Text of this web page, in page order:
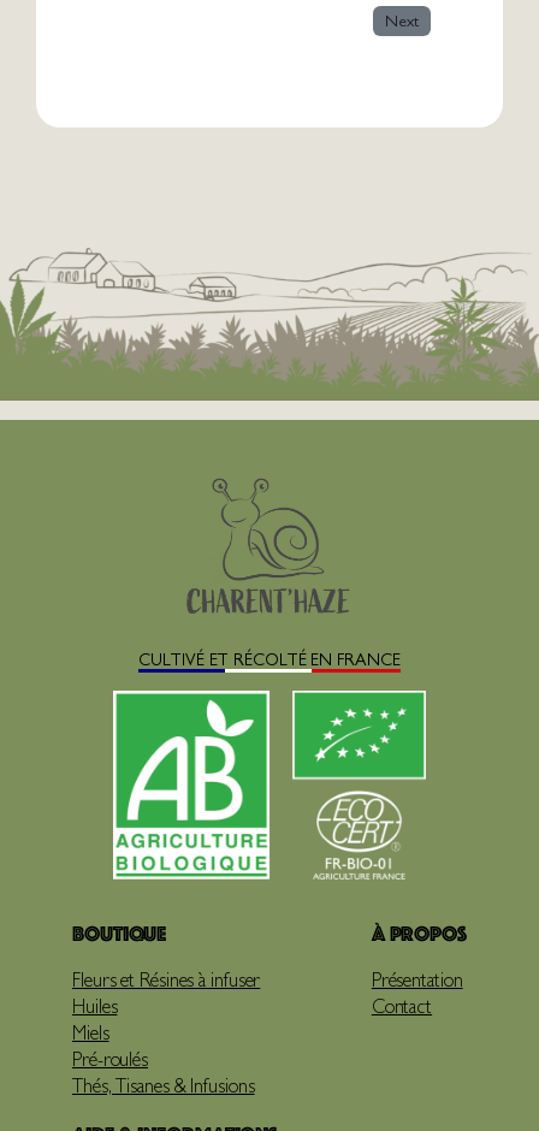
Next
CULTIVÉ ET RÉCOLTÉ EN FRANCE
Boutique
Fleurs et Résines à infuser
Huiles
Miels
Pré-roulés
Thés, Tisanes & Infusions
À propos
Présentation
Contact